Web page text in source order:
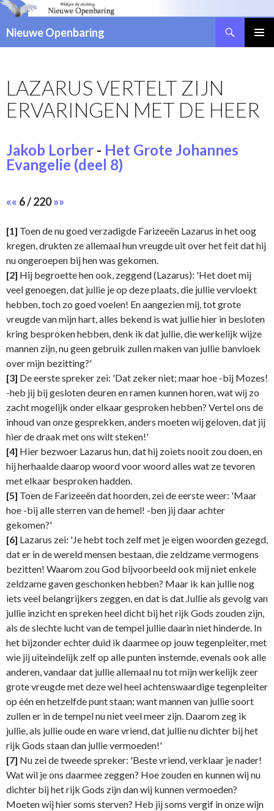
Nieuwe Openbaring
SPRINGEN
LAZARUS VERTELT ZIJN
ERVARINGEN MET DE HEER
Jakob Lorber - Het Grote Johannes
Evangelie (deel 8)
«« 6 / 220»»
[1] Toen de nu goed verzadigde Farizeeën Lazarus in het oog
kregen, drukten ze allemaal hun vreugde uit over het feit dat hij
nu ongeroepen bij hen was gekomen.
[2] Hij begroette hen ook, zeggend (Lazarus): 'Het doet mij
veel genoegen, dat jullie je op deze plaats, die jullie vervloekt
hebben, toch zo goed voelen! En aangezien mij, tot grote
vreugde van mijn hart, alles bekend is wat jullie hier in besloten
kring besproken hebben, denk ik dat jullie, die werkelijk wijze
mannen zijn, nu geen gebruik zullen maken van jullie banvloek
over mijn bezitting?'
[3] De eerste spreker zei: 'Dat zeker niet; maar hoe -bij Mozes!
-heb jij bij gesloten deuren en ramen kunnen horen, wat wij zo
zacht mogelijk onder elkaar gesproken hebben? Vertel ons de
inhoud van onze gesprekken, anders moeten wij geloven, dat jij
hier de draak met ons wilt steken!'
[4] Hier bezwoer Lazarus hun, dat hij zoiets nooit zou doen, en
hij herhaalde daarop woord voor woord alles wat ze tevoren
met elkaar besproken hadden.
[5] Toen de Farizeeën dat hoorden, zei de eerste weer: 'Maar
hoe -bij alle sterren van de hemel! -ben jij daar achter
gekomen?'
[6] Lazarus zei: 'Je hebt toch zelf met je eigen woorden gezegd,
dat er in de wereld mensen bestaan, die zeldzame vermogens
bezitten! Waarom zou God bijvoorbeeld ook mij niet enkele
zeldzame gaven geschonken hebben? Maar ik kan jullie nog
iets veel belangrijkers zeggen, en dat is dat Jullie als gevolg van
jullie inzicht en spreken heel dicht bij het rijk Gods zouden zijn,
als de slechte lucht van de tempel jullie daarin niet hinderde. In
het bijzonder echter duid ik daarmee op jouw tegenpleiter, met
wie jij uiteindelijk zelf op alle punten instemde, evenals ook alle
anderen, vandaar dat jullie allemaal nu tot mijn werkelijk zeer
grote vreugde met deze wel heel achtenswaardige tegenpleiter
op één en hetzelfde punt staan; want mannen van jullie soort
zullen er in de tempel nu niet veel meer zijn. Daarom zeg ik
jullie, als jullie oude en ware vriend, dat jullie nu dichter bij het
rijk Gods staan dan jullie vermoeden!'
[7] Nu zei de tweede spreker: 'Beste vriend, verklaar je nader!
Wat wil je ons daarmee zeggen? Hoe zouden en kunnen wij nu
dichter bij het rijk Gods zijn dan wij kunnen vermoeden?
Moeten wij hier soms sterven? Heb jij soms vergif in onze wijn